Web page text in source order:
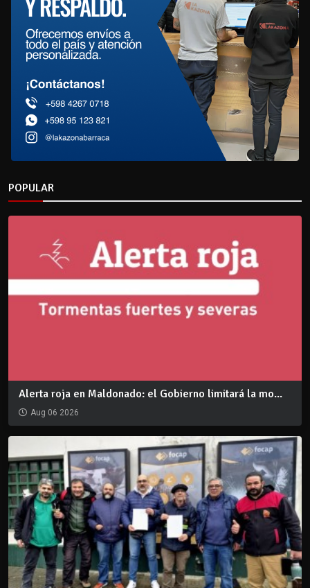
POPULAR
Alerta roja en Maldonado: el Gobierno limitará la mo...
Aug 06 2026